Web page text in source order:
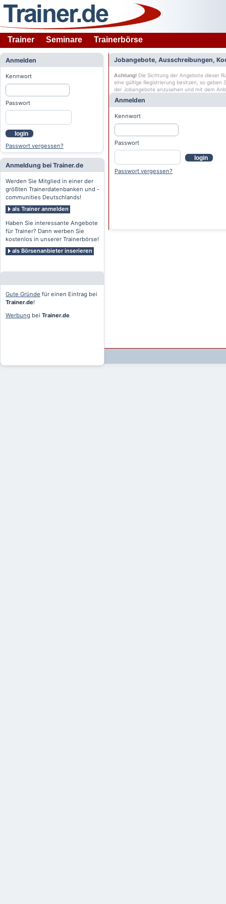
Trainer Seminare Trainerbörse
Anmelden
Kennwort
Passwort
login
Passwort vergessen?
Anmeldung bei Trainer.de
Werden Sie Mitglied in einer der
größten Trainerdatenbanken und -
communities Deutschlands!
als Trainer anmelden
Haben Sie interessante Angebote
für Trainer? Dann werben Sie
kostenlos in unserer Trainerbörse!
als Börsenanbieter inserieren
Gute Gründe für einen Eintrag bei
Trainer.de!
Werbung bei Trainer.de
Jobangebote, Ausschreibungen,
Achtung! Die Sichtung der Angebote dieser
eine gültige Registrierung besitzen, so geben
der Jobangebote anzusehen und mit dem
Anmelden
Kennwort
Passwort
login
Passwort vergessen?